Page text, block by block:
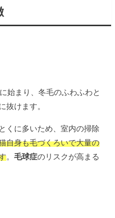
始まり、冬毛のふわふわと
抜けます。
くに多いため、室内の掃除
自身も毛づくろいで大量の
。毛球症のリスクが高まる